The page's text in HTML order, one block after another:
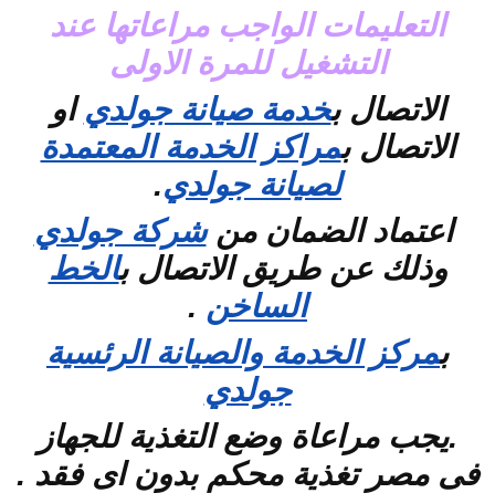
التعليمات الواجب مراعاتها عند
التشغيل للمرة الاولى
الاتصال بخدمة صيانة جولدياو
الاتصال بمراكز الخدمة المعتمدة
لصيانة جولدي.
اعتماد الضمان منشركة جولدي
وذلك عن طريق الاتصال بالخط
الساخن .
بمركز الخدمة والصيانة الرئسية
جولدي
.يجب مراعاة وضع التغذية للجهاز
فى مصر تغذية محكم بدون اى فقد .